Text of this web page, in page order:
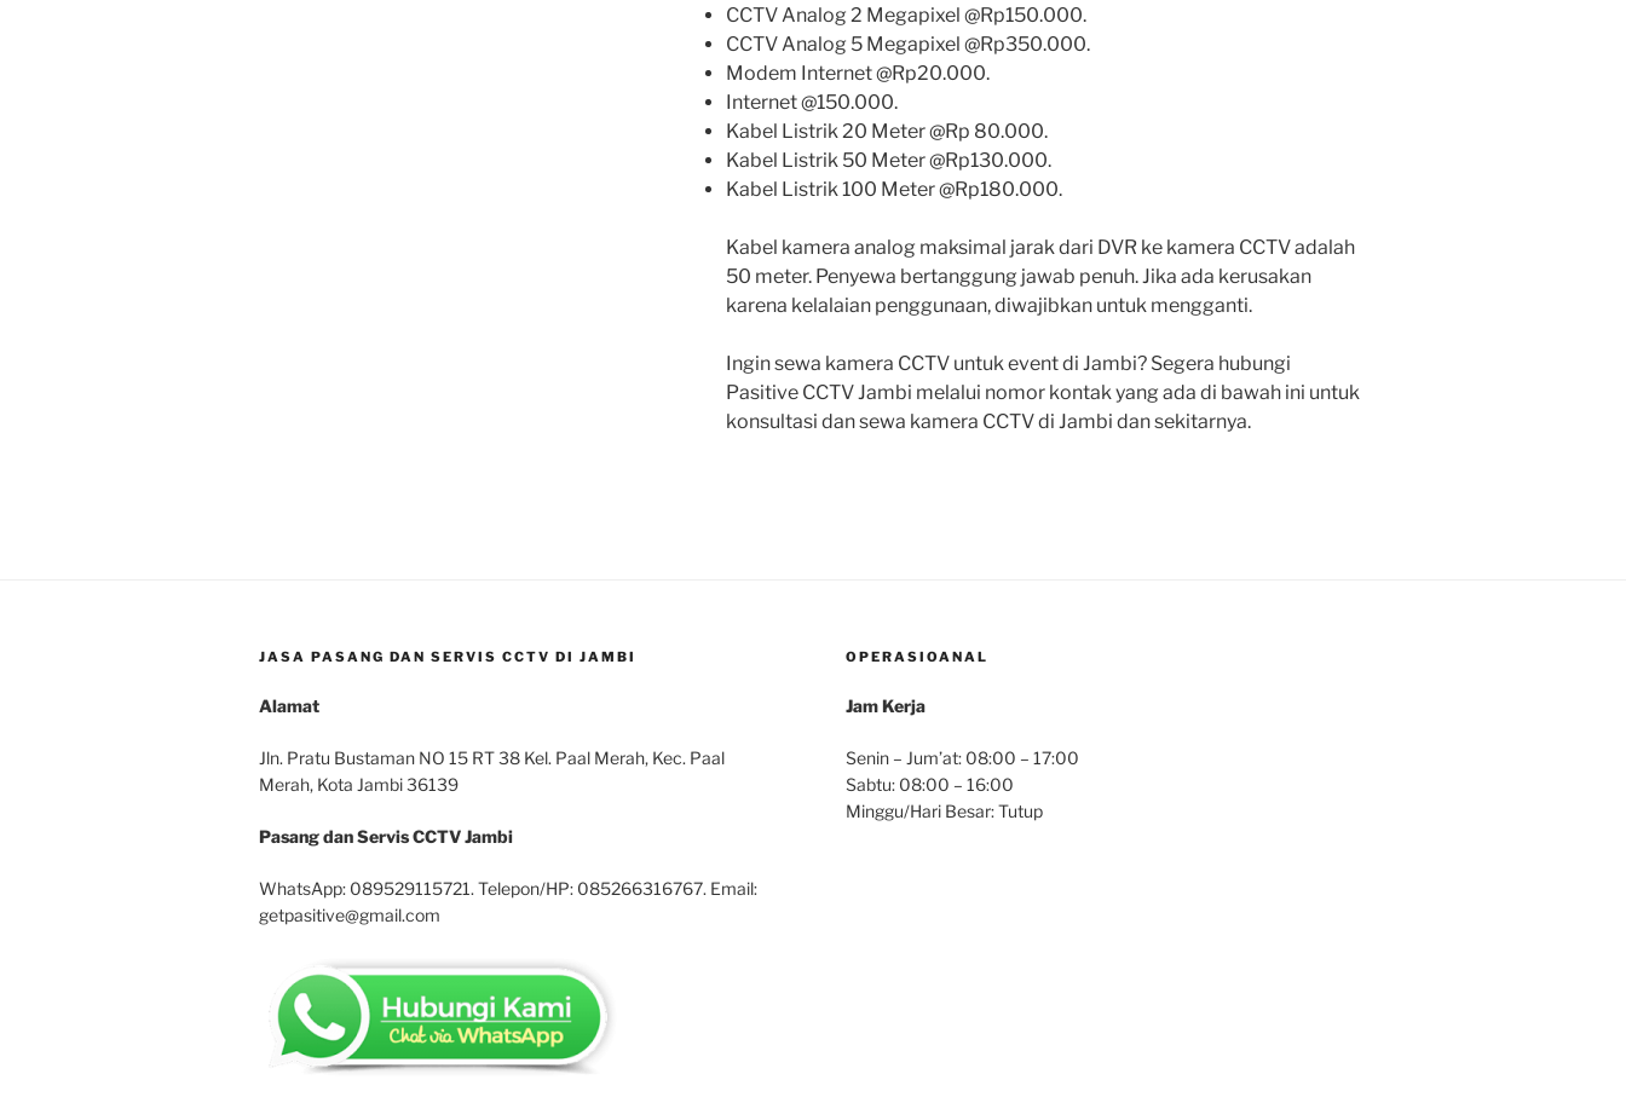
CCTV Analog 2 Megapixel @Rp150.000.
CCTV Analog 5 Megapixel @Rp350.000.
Modem Internet @Rp20.000.
Internet @150.000.
Kabel Listrik 20 Meter @Rp 80.000.
Kabel Listrik 50 Meter @Rp130.000.
Kabel Listrik 100 Meter @Rp180.000.
Kabel kamera analog maksimal jarak dari DVR ke kamera CCTV adalah
50 meter. Penyewa bertanggung jawab penuh. Jika ada kerusakan
karena kelalaian penggunaan, diwajibkan untuk mengganti.
Ingin sewa kamera CCTV untuk event di Jambi? Segera hubungi
Pasitive CCTV Jambi melalui nomor kontak yang ada di bawah ini untuk
konsultasi dan sewa kamera CCTV di Jambi dan sekitarnya.
JASA PASANG DAN SERVIS CCTV DI JAMBI
Alamat
Jln. Pratu Bustaman NO 15 RT 38 Kel. Paal Merah, Kec. Paal
Merah, Kota Jambi 36139
Pasang dan Servis CCTV Jambi
WhatsApp: 089529115721. Telepon/HP: 085266316767. Email:
getpasitive@gmail.com
OPERASIOANAL
Jam Kerja
Senin – Jum’at: 08:00 – 17:00
Sabtu: 08:00 – 16:00
Minggu/Hari Besar: Tutup